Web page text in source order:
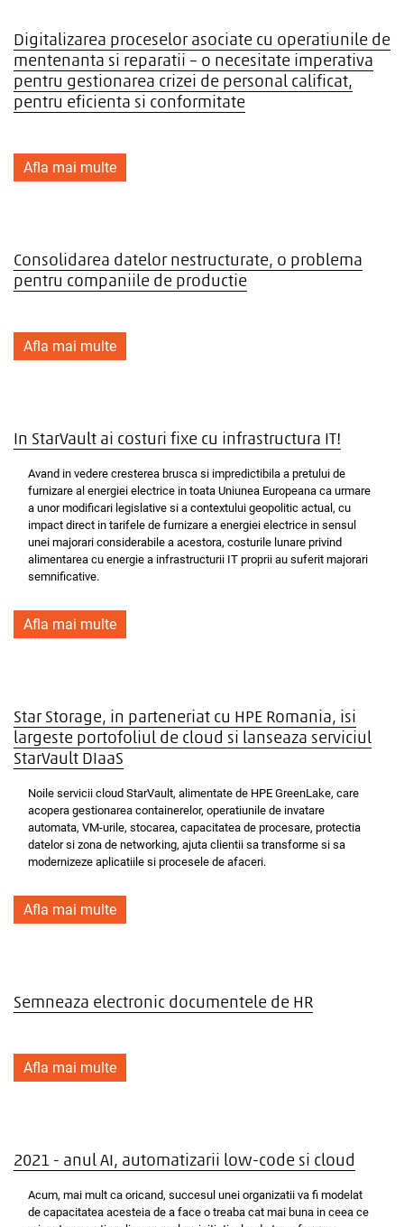
Digitalizarea proceselor asociate cu operatiunile de
mentenanta si reparatii – o necesitate imperativa
pentru gestionarea crizei de personal calificat,
pentru eficienta si conformitate
Afla mai multe
Consolidarea datelor nestructurate, o problema
pentru companiile de productie
Afla mai multe
In StarVault ai costuri fixe cu infrastructura IT!
Avand in vedere cresterea brusca si impredictibila a pretului de
furnizare al energiei electrice in toata Uniunea Europeana ca urmare
a unor modificari legislative si a contextului geopolitic actual, cu
impact direct in tarifele de furnizare a energiei electrice in sensul
unei majorari considerabile a acestora, costurile lunare privind
alimentarea cu energie a infrastructurii IT proprii au suferit majorari
semnificative.
Afla mai multe
Star Storage, in parteneriat cu HPE Romania, isi
largeste portofoliul de cloud si lanseaza serviciul
StarVault DIaaS
Noile servicii cloud StarVault, alimentate de HPE GreenLake, care
acopera gestionarea containerelor, operatiunile de invatare
automata, VM-urile, stocarea, capacitatea de procesare, protectia
datelor si zona de networking, ajuta clientii sa transforme si sa
modernizeze aplicatiile si procesele de afaceri.
Afla mai multe
Semneaza electronic documentele de HR
Afla mai multe
2021 - anul AI, automatizarii low-code si cloud
Acum, mai mult ca oricand, succesul unei organizatii va fi modelat
de capacitatea acesteia de a face o treaba cat mai buna in ceea ce